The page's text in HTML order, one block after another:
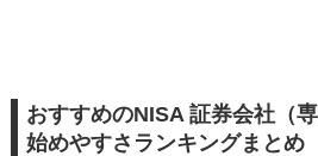
おすすめのNISA 証券会社（
始めやすさランキングまとめ